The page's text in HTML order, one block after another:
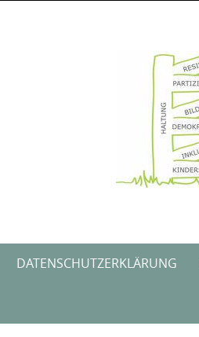
DATENSCHUTZERKLÄRUNG